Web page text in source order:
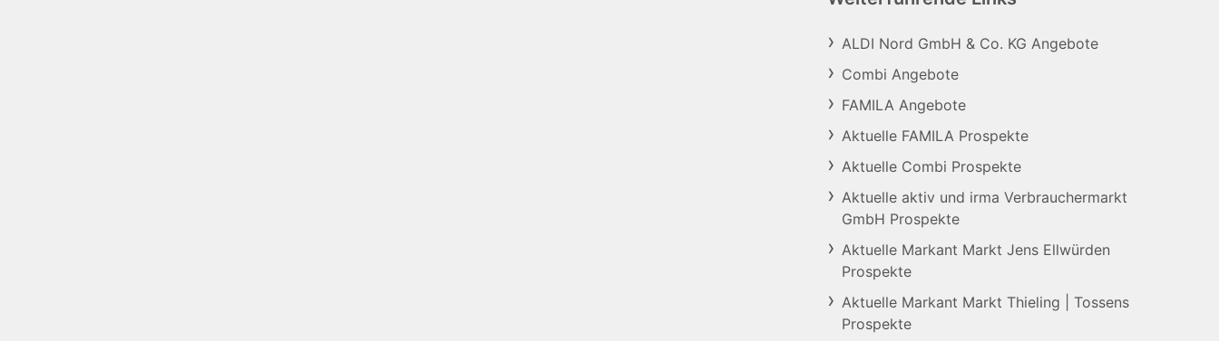
ALDI Nord GmbH & Co. KG Angebote
Combi Angebote
FAMILA Angebote
Aktuelle FAMILA Prospekte
Aktuelle Combi Prospekte
Aktuelle aktiv und irma Verbrauchermarkt
GmbH Prospekte
Aktuelle Markant Markt Jens Ellwürden
Prospekte
Aktuelle Markant Markt Thieling | Tossens
Prospekte